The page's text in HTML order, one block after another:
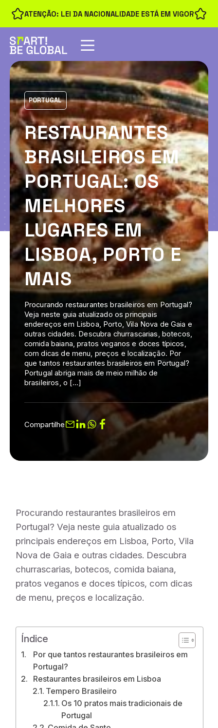
ATENÇÃO: LEI DA NACIONALIDADE ESTÁ EM VIGOR
PORTUGAL
RESTAURANTES
BRASILEIROS EM
PORTUGAL: OS
MELHORES
LUGARES EM
LISBOA, PORTO E
MAIS
Procurando restaurantes brasileiros em Portugal?
Veja neste guia atualizado os principais
endereços em Lisboa, Porto, Vila Nova de Gaia e
outras cidades. Descubra churrascarias, botecos,
comida baiana, pratos veganos e doces típicos,
com dicas de menu, preços e localização. Por
que tantos restaurantes brasileiros em Portugal?
Portugal abriga mais de meio milhão de
brasileiros, o […]
Compartilhe
Procurando restaurantes brasileiros em
Portugal? Veja neste guia atualizado os
principais endereços em Lisboa, Porto, Vila
Nova de Gaia e outras cidades. Descubra
churrascarias, botecos, comida baiana,
pratos veganos e doces típicos, com dicas
de menu, preços e localização.
Índice
Por que tantos restaurantes brasileiros em
Portugal?
Restaurantes brasileiros em Lisboa
Tempero Brasileiro
Os 10 pratos mais tradicionais de
Portugal